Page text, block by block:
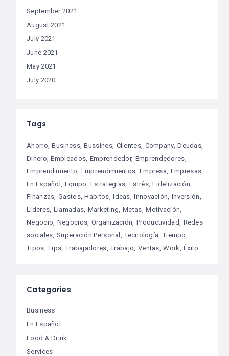
September 2021
August 2021
July 2021
June 2021
May 2021
July 2020
Tags
Ahorro Business Bussines Clientes Company Deudas
Dinero Empleados Emprendedor Emprendedores
Emprendimiento Emprendimientos Empresa Empresas
En Español Equipo Estrategias Estrés Fidelización
Finanzas Gastos Habitos Ideas Innovación Inversión
Lideres Llamadas Marketing Metas Motivación
Negocio Negocios Organización Productividad Redes
sociales Superación Personal Tecnología Tiempo
Tipos Tips Trabajadores Trabajo Ventas Work Éxito
Categories
Business
En Español
Food & Drink
Services